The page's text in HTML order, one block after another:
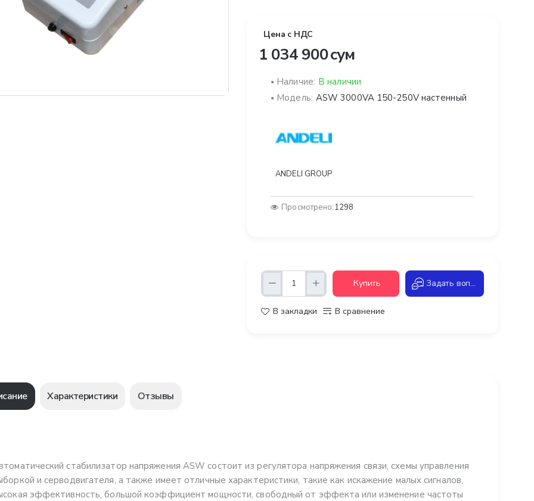
Цена с НДС
1 034 900 сум
Наличие: В наличии
Модель: ASW 3000VA 150-250V настенный
ANDELI GROUP
Просмотрено:1298
Купить Задать вопрос
В закладки В сравнение
Характеристики Отзывы
стабилизатор напряжения ASW состоит из регулятора напряжения связи, схемы управления
и серводвигателя, а также имеет отличные характеристики, такие как искажение малых сигналов,
эффективность, большой коэффициент мощности, свободный от эффекта или изменение частоты